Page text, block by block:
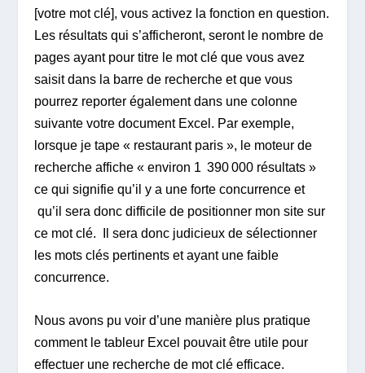
[votre mot clé], vous activez la fonction en question.
Les résultats qui s’afficheront, seront le nombre de
pages ayant pour titre le mot clé que vous avez
saisit dans la barre de recherche et que vous
pourrez reporter également dans une colonne
suivante votre document Excel. Par exemple,
lorsque je tape « restaurant paris », le moteur de
recherche affiche « environ 1 390 000 résultats »
ce qui signifie qu’il y a une forte concurrence et
qu’il sera donc difficile de positionner mon site sur
ce mot clé. Il sera donc judicieux de sélectionner
les mots clés pertinents et ayant une faible
concurrence.
Nous avons pu voir d’une manière plus pratique
comment le tableur Excel pouvait être utile pour
effectuer une recherche de mot clé efficace.